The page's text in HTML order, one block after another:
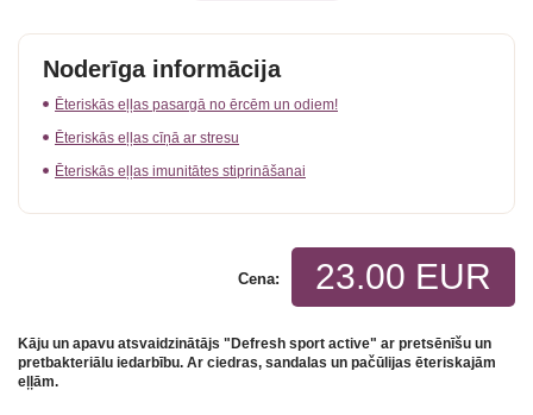
Noderīga informācija
Ēteriskās eļļas pasargā no ērcēm un odiem!
Ēteriskās eļļas cīņā ar stresu
Ēteriskās eļļas imunitātes stiprināšanai
23.00 EUR
Cena:
Kāju un apavu atsvaidzinātājs "Defresh sport active" ar pretsēnīšu un
pretbakteriālu iedarbību. Ar ciedras, sandalas un pačūlijas ēteriskajām
eļļām.